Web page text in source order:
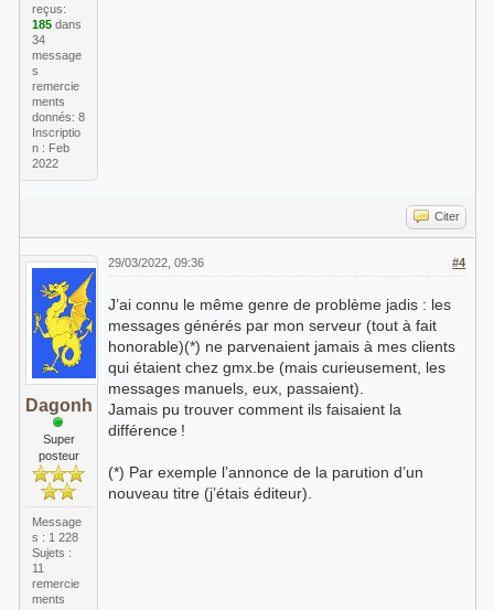
reçus:
185dans
34
message
s
remercie
ments
donnés: 8
Inscriptio
n : Feb
2022
Citer
Dagonh
Super
posteur
Message
s : 1 228
Sujets :
11
remercie
ments
#4
29/03/2022, 09:36
J’ai connu le même genre de problème jadis : les
messages générés par mon serveur (tout à fait
honorable)(*) ne parvenaient jamais à mes clients
qui étaient chez gmx.be (mais curieusement, les
messages manuels, eux, passaient).
Jamais pu trouver comment ils faisaient la
différence !
(*) Par exemple l’annonce de la parution d’un
nouveau titre (j’étais éditeur).